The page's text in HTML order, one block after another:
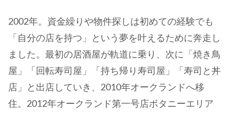
2002年。資金繰りや物件探しは初めての経験でも
「自分の店を持つ」という夢を叶えるために奔走し
ました。最初の居酒屋が軌道に乗り、次に「焼き鳥
屋」「回転寿司屋」「持ち帰り寿司屋」「寿司と丼
店」と出店していき、2010年オークランドへ移
住。2012年オークランド第一号店ボタニーエリア